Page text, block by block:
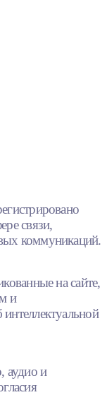
связи,
коммуникаций.
на сайте,
и
аудио и